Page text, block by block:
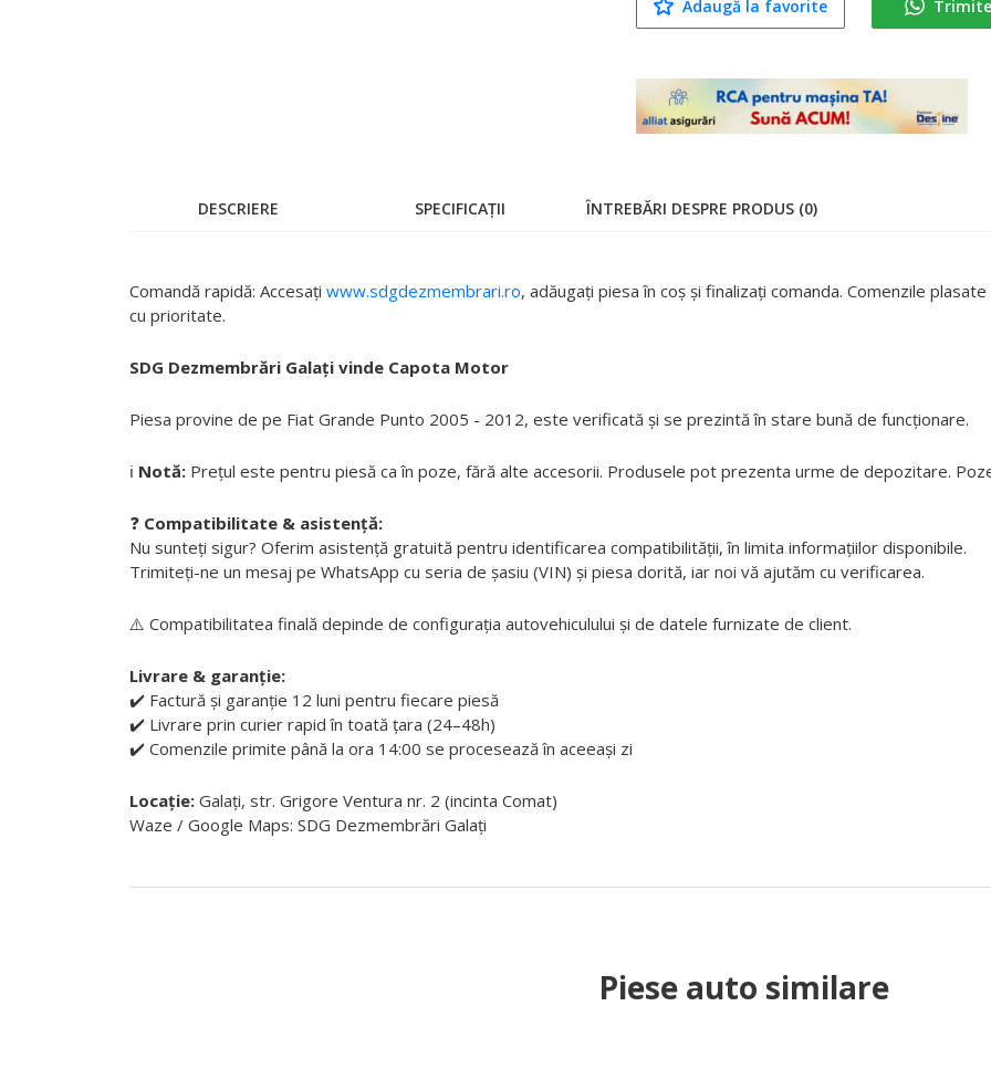
Adaugă la favorite
DESCRIERE
Comandă rapidă: Accesați www.sdgdezmembrari.ro, adăugați piesa în coș și finalizați comanda. Comenzile
cu prioritate.
SDG Dezmembrări Galați vinde Capota Motor
Piesa provine de pe Fiat Grande Punto 2005 - 2012, este verificată și se prezintă în stare bună de funcționare.
ℹ️ Notă: Prețul este pentru piesă ca în poze, fără alte accesorii. Produsele pot prezenta urme de depozitare.
❓ Compatibilitate & asistență:
Nu sunteți sigur? Oferim asistență gratuită pentru identificarea compatibilității, în limita informațiilor disponibile.
Trimiteți-ne un mesaj pe WhatsApp cu seria de șasiu (VIN) și piesa dorită, iar noi vă ajutăm cu verificarea.
⚠️ Compatibilitatea finală depinde de configurația autovehiculului și de datele furnizate de client.
Livrare & garanție:
✔️ Factură și garanție 12 luni pentru fiecare piesă
✔️ Livrare prin curier rapid în toată țara (24–48h)
✔️ Comenzile primite până la ora 14:00 se procesează în aceeași zi
Locație: Galați, str. Grigore Ventura nr. 2 (incinta Comat)
Waze / Google Maps: SDG Dezmembrări Galați
SPECIFICAȚII ÎNTREBĂRI DESPRE PRODUS (0)
Piese auto similare